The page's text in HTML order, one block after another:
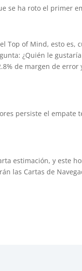
se ha roto el primer
Top of Mind, esto
¿Quién le
de margen de
persiste el empate
estimación, y este
las Cartas de